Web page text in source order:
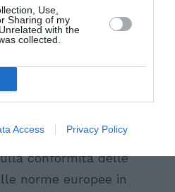
Use,
Sharing of my
with the
collected.
Access Privacy Policy
normativa non
alternativa al
requisito amministrativo
semplicemente perché
di Catania solleva
conformità delle
norme europee in